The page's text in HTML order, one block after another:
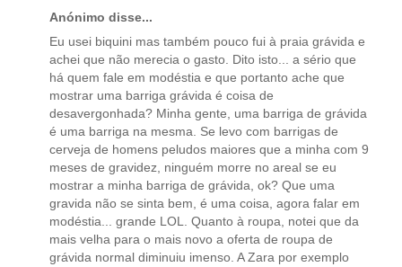
Anónimo disse...
Eu usei biquini mas também pouco fui à praia grávida e
achei que não merecia o gasto. Dito isto... a sério que
há quem fale em modéstia e que portanto ache que
mostrar uma barriga grávida é coisa de
desavergonhada? Minha gente, uma barriga de grávida
é uma barriga na mesma. Se levo com barrigas de
cerveja de homens peludos maiores que a minha com 9
meses de gravidez, ninguém morre no areal se eu
mostrar a minha barriga de grávida, ok? Que uma
gravida não se sinta bem, é uma coisa, agora falar em
modéstia... grande LOL. Quanto à roupa, notei que da
mais velha para o mais novo a oferta de roupa de
grávida normal diminuiu imenso. A Zara por exemplo